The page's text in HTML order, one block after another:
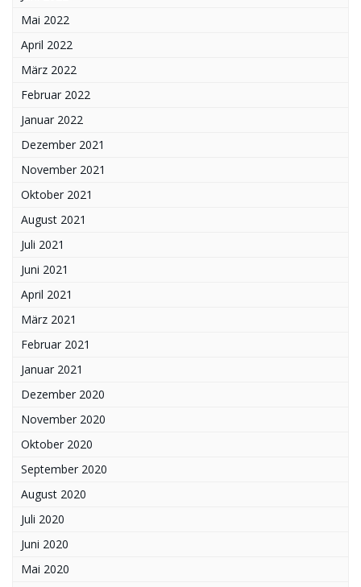
Mai 2022
April 2022
März 2022
Februar 2022
Januar 2022
Dezember 2021
November 2021
Oktober 2021
August 2021
Juli 2021
Juni 2021
April 2021
März 2021
Februar 2021
Januar 2021
Dezember 2020
November 2020
Oktober 2020
September 2020
August 2020
Juli 2020
Juni 2020
Mai 2020